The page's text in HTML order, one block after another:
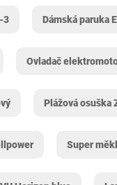
3 Dámská paruka
Ovladač
Plážová
Super